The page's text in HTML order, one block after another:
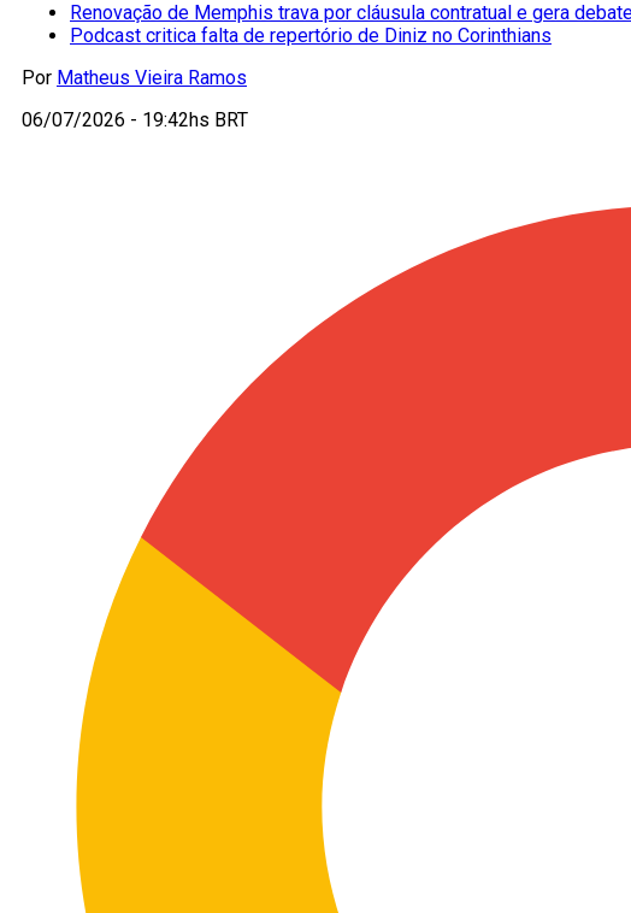
Renovação de Memphis trava por cláusula contratual e gera
Podcast critica falta de repertório de Diniz no Corinthians
Por Matheus Vieira Ramos
06/07/2026 - 19:42hs BRT